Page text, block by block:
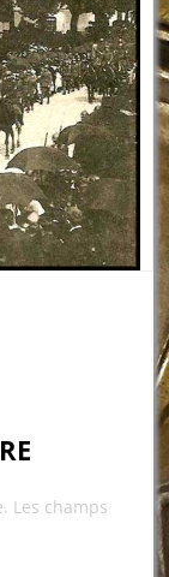
Les champs